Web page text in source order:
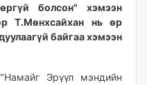
болсон" хэмээн
Т.Мөнхсайхан нь өр
байгаа хэмээн
Эрүүл мэндийн